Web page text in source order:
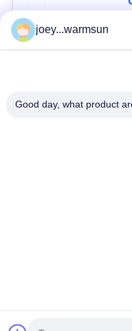
populaire
Graafwerktuig Bucket Bushing
joey...warmsun
Good day, what product